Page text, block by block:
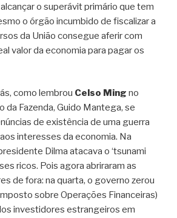
o superávit primário que tem
o órgão incumbido de fiscalizar a
da União consegue aferir com
valor da economia para pagar os
como lembrou Celso Ming no
da Fazenda, Guido Mantega, se
de existência de uma guerra
interesses da economia. Na
Dilma atacava o ‘tsunami
ricos. Pois agora abriraram as
de fora: na quarta, o governo zerou
sobre Operações Financeiras)
investidores estrangeiros em